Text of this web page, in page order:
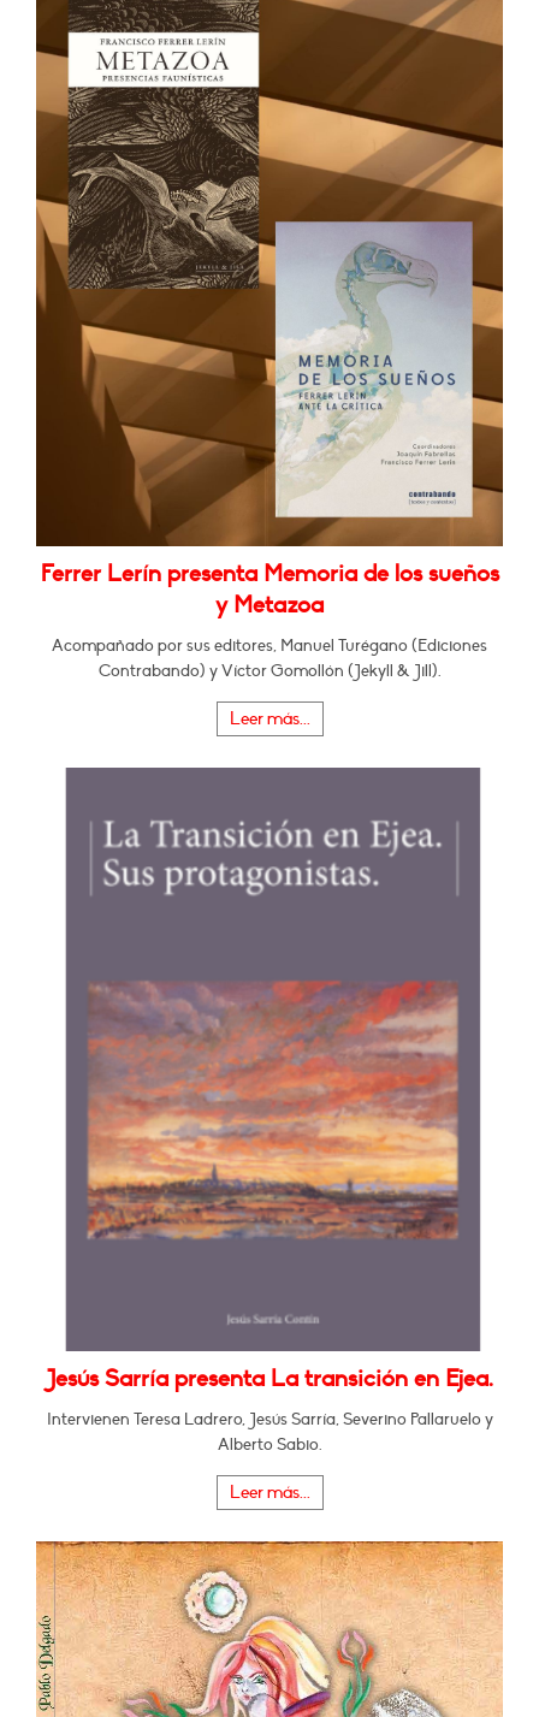
Ferrer Lerín presenta Memoria de los sueños
y Metazoa
Acompañado por sus editores, Manuel Turégano (Ediciones
Contrabando) y Víctor Gomollón (Jekyll & Jill).
Leer más...
Jesús Sarría presenta La transición en Ejea.
Intervienen Teresa Ladrero, Jesús Sarría, Severino Pallaruelo y
Alberto Sabio.
Leer más...